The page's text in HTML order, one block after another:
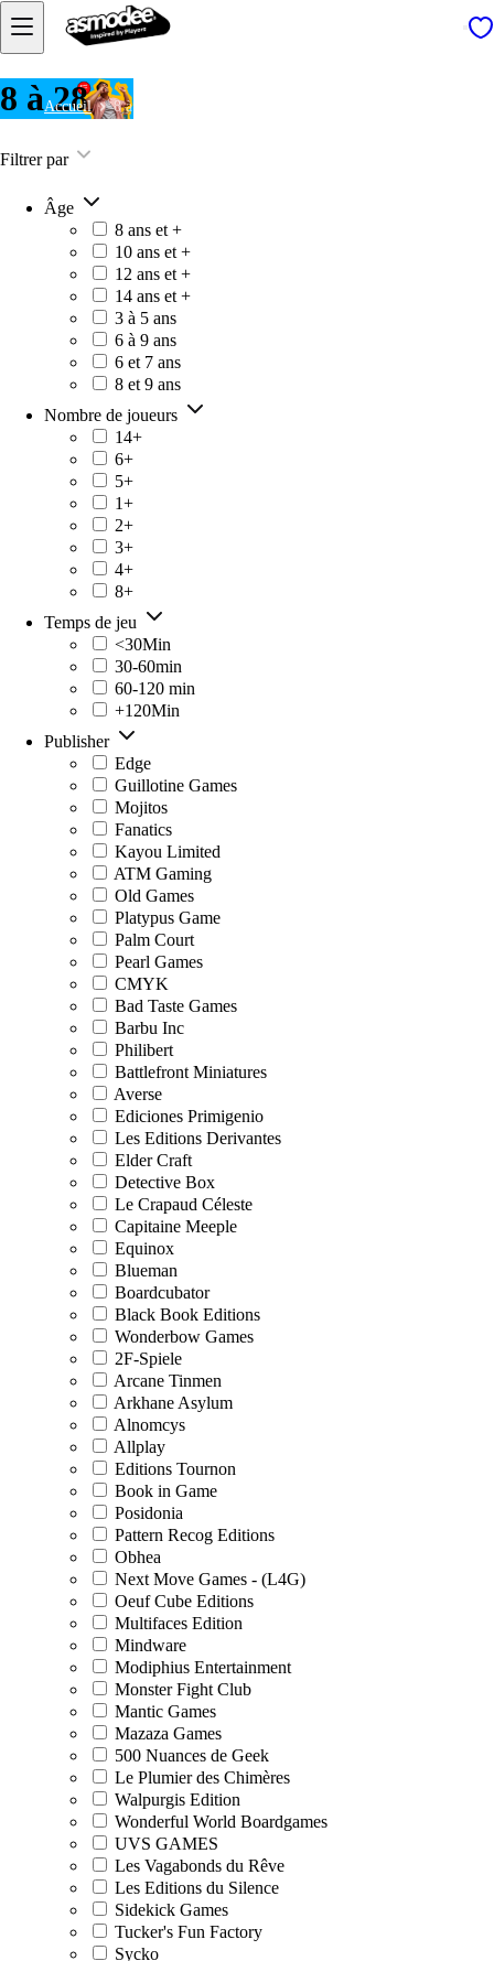
Accueil 8 à 28
8 à 28
Filtrer par
Âge
8 ans et +
10 ans et +
12 ans et +
14 ans et +
3 à 5 ans
6 à 9 ans
6 et 7 ans
8 et 9 ans
Nombre de joueurs
14+
6+
5+
1+
2+
3+
4+
8+
Temps de jeu
<30Min
30-60min
60-120 min
+120Min
Publisher
Edge
Guillotine Games
Mojitos
Fanatics
Kayou Limited
ATM Gaming
Old Games
Platypus Game
Palm Court
Pearl Games
CMYK
Bad Taste Games
Barbu Inc
Philibert
Battlefront Miniatures
Averse
Ediciones Primigenio
Les Editions Derivantes
Elder Craft
Detective Box
Le Crapaud Céleste
Capitaine Meeple
Equinox
Blueman
Boardcubator
Black Book Editions
Wonderbow Games
2F-Spiele
Arcane Tinmen
Arkhane Asylum
Alnomcys
Allplay
Editions Tournon
Book in Game
Posidonia
Pattern Recog Editions
Obhea
Next Move Games - (L4G)
Oeuf Cube Editions
Multifaces Edition
Mindware
Modiphius Entertainment
Monster Fight Club
Mantic Games
Mazaza Games
500 Nuances de Geek
Le Plumier des Chimères
Walpurgis Edition
Wonderful World Boardgames
UVS GAMES
Les Vagabonds du Rêve
Les Editions du Silence
Sidekick Games
Tucker's Fun Factory
Sycko